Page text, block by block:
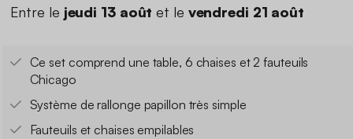
Entre le jeudi 13 août et le vendredi 21 août
Ce set comprend une table, 6 chaises et 2 fauteuils
Chicago
Système de rallonge papillon très simple
Fauteuils et chaises empilables